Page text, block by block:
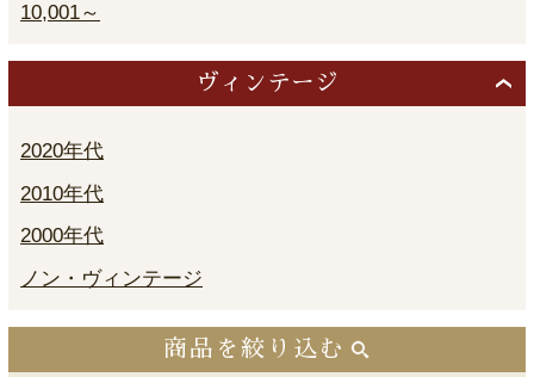
10,001～
ヴィンテージ
2020年代
2010年代
2000年代
ノン・ヴィンテージ
商品を絞り込む